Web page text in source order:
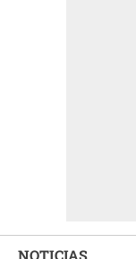
NOTICIAS